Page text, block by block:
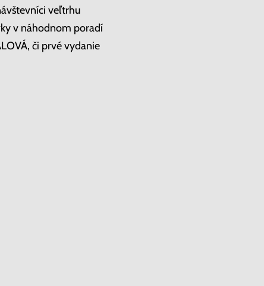
veľtrhu
v náhodnom poradí
či prvé vydanie